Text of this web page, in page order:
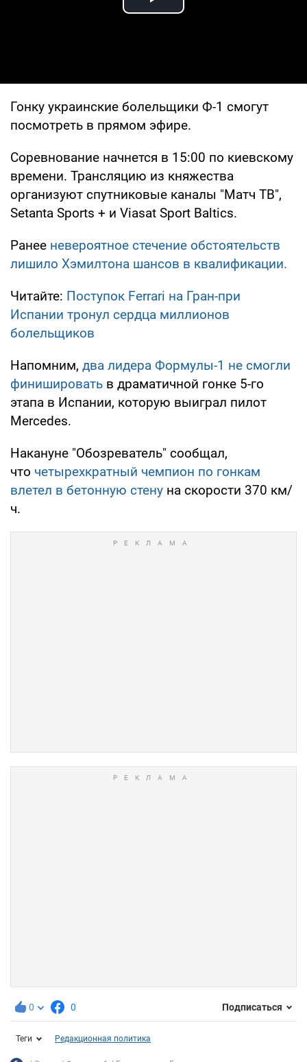
Play Video
Гонку украинские болельщики Ф-1 смогут
посмотреть в прямом эфире.
Соревнование начнется в 15:00 по киевскому
времени. Трансляцию из княжества
организуют спутниковые каналы "Матч ТВ",
Setanta Sports + и Viasat Sport Baltics.
Ранее невероятное стечение обстоятельств
лишило Хэмилтона шансов в квалификации.
Читайте: Поступок Ferrari на Гран-при
Испании тронул сердца миллионов
болельщиков
Напомним, два лидера Формулы-1 не смогли
финишировать в драматичной гонке 5-го
этапа в Испании, которую выиграл пилот
Mercedes.
Накануне "Обозреватель" сообщал,
что четырехкратный чемпион по гонкам
влетел в бетонную стену на скорости 370 км/
ч.
0 0 Подписаться
Теги Редакционная политика